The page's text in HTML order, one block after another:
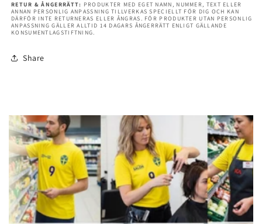
RETUR & ÅNGERRÄTT: PRODUKTER MED EGET NAMN, NUMMER, TEXT ELLER
ANNAN PERSONLIG ANPASSNING TILLVERKAS SPECIELLT FÖR DIG OCH KAN
DÄRFÖR INTE RETURNERAS ELLER ÅNGRAS. FÖR PRODUKTER UTAN PERSONLIG
ANPASSNING GÄLLER ALLTID 14 DAGARS ÅNGERRÄTT ENLIGT GÄLLANDE
KONSUMENTLAGSTIFTNING.
Share